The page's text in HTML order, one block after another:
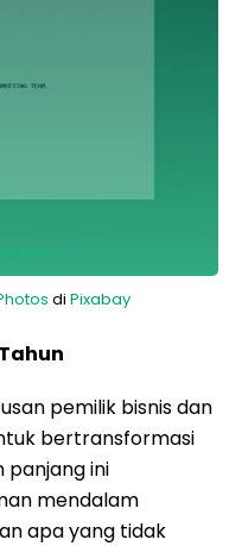
di Pixabay
pemilik bisnis dan
bertransformasi
panjang ini
mendalam
apa yang tidak